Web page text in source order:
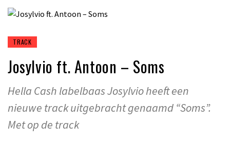
TRACK
Josylvio ft. Antoon – Soms
Hella Cash labelbaas Josylvio heeft een
nieuwe track uitgebracht genaamd “Soms”.
Met op de track